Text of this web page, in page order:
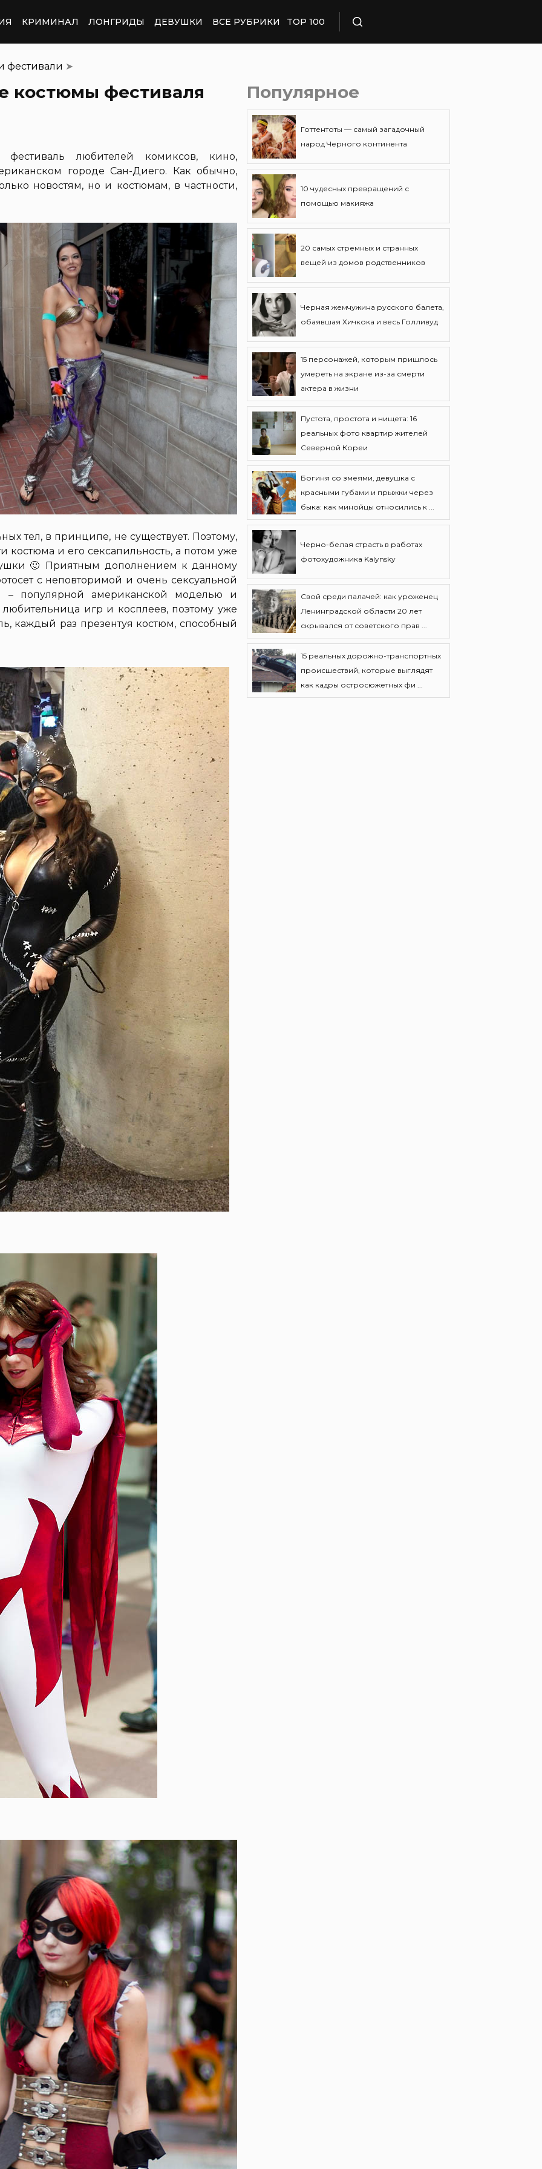
КРИМИНАЛ ЛОНГРИДЫ ДЕВУШКИ ВСЕ РУБРИКИ TOP 100
фестивали ➤
костюмы фестиваля
любителей комиксов, кино,
городе Сан-Диего. Как обычно,
новостям, но и костюмам, в частности,
тел, в принципе, не существует. Поэтому,
костюма и его сексапильность, а потом уже
🙂 Приятным дополнением к данному
с неповторимой и очень сексуальной
– популярной американской моделью и
игр и косплеев, поэтому уже
каждый раз презентуя костюм, способный
Популярное
Готтентоты — самый загадочный
народ Черного континента
10 чудесных превращений с
помощью макияжа
20 самых стремных и странных
вещей из домов родственников
Черная жемчужина русского балета,
обаявшая Хичкока и весь Голливуд
15 персонажей, которым пришлось
умереть на экране из-за смерти
актера в жизни
Пустота, простота и нищета: 16
реальных фото квартир жителей
Северной Кореи
Богиня со змеями, девушка с
красными губами и прыжки через
быка: как минойцы относились к ...
Черно-белая страсть в работах
фотохудожника Kalynsky
Свой среди палачей: как уроженец
Ленинградской области 20 лет
скрывался от советского прав ...
15 реальных дорожно-транспортных
происшествий, которые выглядят
как кадры остросюжетных фи ...